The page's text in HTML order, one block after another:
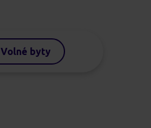
Volné byty